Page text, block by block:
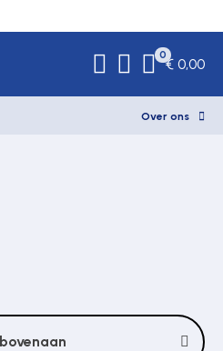
0
€ 0,00
Over ons